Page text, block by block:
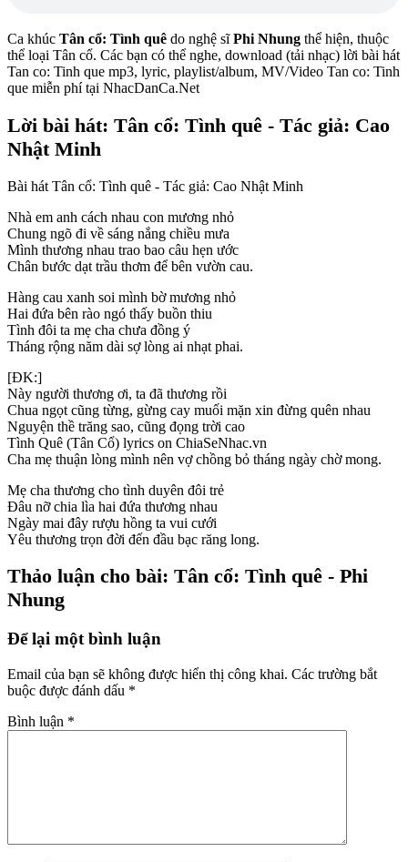
Ca khúc Tân cổ: Tình quê do nghệ sĩPhi Nhung thể hiện, thuộc
thể loại Tân cổ. Các bạn có thể nghe, download (tải nhạc) lời bài hát
Tan co: Tinh que mp3, lyric, playlist/album, MV/Video Tan co: Tinh
que miễn phí tại NhacDanCa.Net
Lời bài hát: Tân cổ: Tình quê - Tác giả: Cao
Nhật Minh
Bài hát Tân cổ: Tình quê - Tác giả: Cao Nhật Minh
Nhà em anh cách nhau con mương nhỏ
Chung ngõ đi về sáng nắng chiều mưa
Mình thương nhau trao bao câu hẹn ước
Chân bước dạt trầu thơm để bên vườn cau.
Hàng cau xanh soi mình bờ mương nhỏ
Hai đứa bên rào ngó thấy buồn thiu
Tình đôi ta mẹ cha chưa đồng ý
Tháng rộng năm dài sợ lòng ai nhạt phai.
[ĐK:]
Này người thương ơi, ta đã thương rồi
Chua ngọt cũng từng, gừng cay muối mặn xin đừng quên nhau
Nguyện thề trăng sao, cũng đọng trời cao
Tình Quê (Tân Cổ) lyrics on ChiaSeNhac.vn
Cha mẹ thuận lòng mình nên vợ chồng bỏ tháng ngày chờ mong.
Mẹ cha thương cho tình duyên đôi trẻ
Đâu nỡ chia lìa hai đứa thương nhau
Ngày mai đây rượu hồng ta vui cưới
Yêu thương trọn đời đến đầu bạc răng long.
Thảo luận cho bài: Tân cổ: Tình quê - Phi
Nhung
Để lại một bình luận
Email của bạn sẽ không được hiển thị công khai. Các trường bắt
buộc được đánh dấu *
Bình luận *